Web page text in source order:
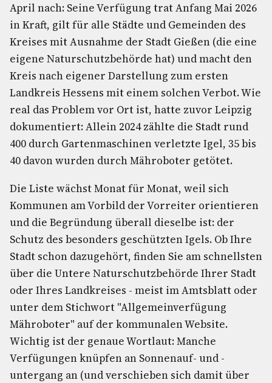
April nach: Seine Verfügung trat Anfang Mai 2026
in Kraft, gilt für alle Städte und Gemeinden des
Kreises mit Ausnahme der Stadt Gießen (die eine
eigene Naturschutzbehörde hat) und macht den
Kreis nach eigener Darstellung zum ersten
Landkreis Hessens mit einem solchen Verbot. Wie
real das Problem vor Ort ist, hatte zuvor Leipzig
dokumentiert: Allein 2024 zählte die Stadt rund
400 durch Gartenmaschinen verletzte Igel, 35 bis
40 davon wurden durch Mähroboter getötet.
Die Liste wächst Monat für Monat, weil sich
Kommunen am Vorbild der Vorreiter orientieren
und die Begründung überall dieselbe ist: der
Schutz des besonders geschützten Igels. Ob Ihre
Stadt schon dazugehört, finden Sie am schnellsten
über die Untere Naturschutzbehörde Ihrer Stadt
oder Ihres Landkreises - meist im Amtsblatt oder
unter dem Stichwort "Allgemeinverfügung
Mähroboter" auf der kommunalen Website.
Wichtig ist der genaue Wortlaut: Manche
Verfügungen knüpfen an Sonnenauf- und -
untergang an (und verschieben sich damit über